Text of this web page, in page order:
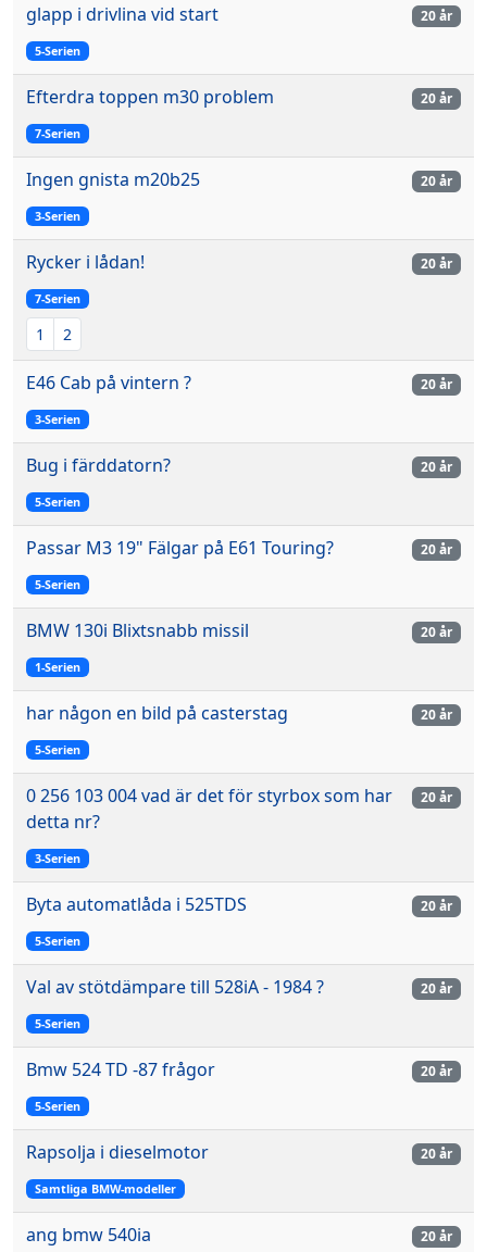
glapp i drivlina vid start
5-Serien
20 år
Efterdra toppen m30 problem
7-Serien
20 år
Ingen gnista m20b25
3-Serien
20 år
Rycker i lådan!
7-Serien
1 2
20 år
E46 Cab på vintern ?
3-Serien
20 år
Bug i färddatorn?
5-Serien
20 år
Passar M3 19" Fälgar på E61 Touring?
5-Serien
20 år
BMW 130i Blixtsnabb missil
1-Serien
20 år
har någon en bild på casterstag
5-Serien
20 år
0 256 103 004 vad är det för styrbox som har
detta nr?
3-Serien
20 år
Byta automatlåda i 525TDS
5-Serien
20 år
Val av stötdämpare till 528iA - 1984 ?
5-Serien
20 år
Bmw 524 TD -87 frågor
5-Serien
20 år
Rapsolja i dieselmotor
Samtliga BMW-modeller
20 år
ang bmw 540ia 20 år